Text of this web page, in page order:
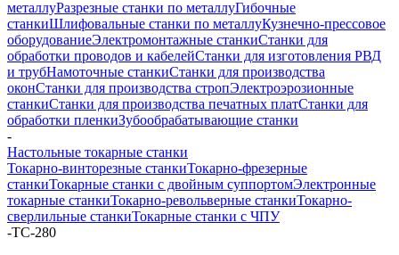
металлуРазрезные станки по металлуГибочные
станкиШлифовальные станки по металлуКузнечно-прессовое
оборудованиеЭлектромонтажные станкиСтанки для
обработки проводов и кабелейСтанки для изготовления РВД
и трубНамоточные станкиСтанки для производства
оконСтанки для производства стропЭлектроэрозионные
станкиСтанки для производства печатных платСтанки для
обработки пленкиЗубообрабатывающие станки
-
Настольные токарные станки
Токарно-винторезные станкиТокарно-фрезерные
станкиТокарные станки с двойным суппортомЭлектронные
токарные станкиТокарно-револьверные станкиТокарно-
сверлильные станкиТокарные станки с ЧПУ
-ТС-280